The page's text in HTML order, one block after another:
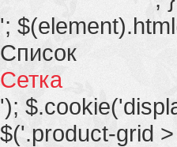
';
Список
Сетка
');
$('.product-grid